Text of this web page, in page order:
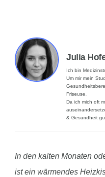
Julia
Ich bin
Um mir mein
Friseuse.
Da ich mich oft
& Gesundheit
In den kalten Monaten
ist ein wärmendes